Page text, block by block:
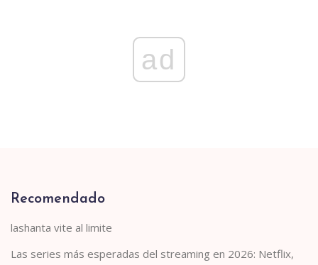
ad
Recomendado
lashanta vite al limite
Las series más esperadas del streaming en 2026: Netflix,